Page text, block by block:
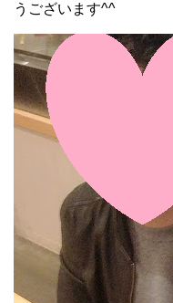
うございます^^